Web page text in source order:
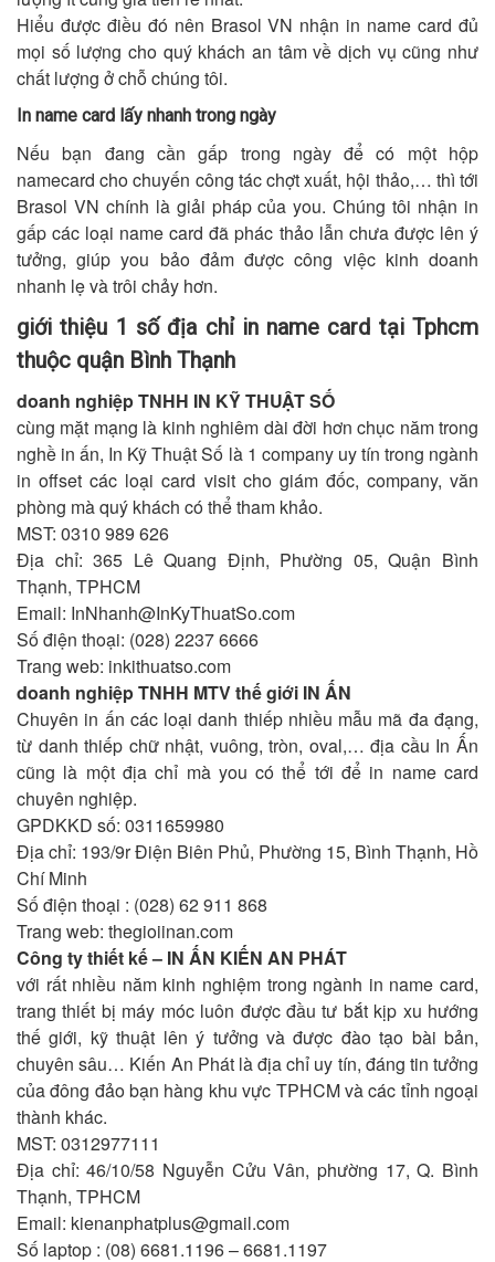
Hiểu được điều đó nên Brasol VN nhận in name card đủ
mọi số lượng cho quý khách an tâm về dịch vụ cũng như
chất lượng ở chỗ chúng tôi.
In name card lấy nhanh trong ngày
Nếu bạn đang cần gấp trong ngày để có một hộp
namecard cho chuyến công tác chợt xuất, hội thảo,… thì tới
Brasol VN chính là giải pháp của you. Chúng tôi nhận in
gấp các loại name card đã phác thảo lẫn chưa được lên ý
tưởng, giúp you bảo đảm được công việc kinh doanh
nhanh lẹ và trôi chảy hơn.
giới thiệu 1 số địa chỉ in name card tại Tphcm
thuộc quận Bình Thạnh
doanh nghiệp TNHH IN KỸ THUẬT SỐ
cùng mặt mạng là kinh nghiêm dài đời hơn chục năm trong
nghề in ấn, In Kỹ Thuật Số là 1 company uy tín trong ngành
in offset các loại card visit cho giám đốc, company, văn
phòng mà quý khách có thể tham khảo.
MST: 0310 989 626
Địa chỉ: 365 Lê Quang Định, Phường 05, Quận Bình
Thạnh, TPHCM
Email: InNhanh@InKyThuatSo.com
Số điện thoại: (028) 2237 6666
Trang web: inkithuatso.com
doanh nghiệp TNHH MTV thế giới IN ẤN
Chuyên in ấn các loại danh thiếp nhiều mẫu mã đa đạng,
từ danh thiếp chữ nhật, vuông, tròn, oval,… địa cầu In Ấn
cũng là một địa chỉ mà you có thể tới để in name card
chuyên nghiệp.
GPDKKD số: 0311659980
Địa chỉ: 193/9r Điện Biên Phủ, Phường 15, Bình Thạnh, Hồ
Chí Minh
Số điện thoại : (028) 62 911 868
Trang web: thegioiinan.com
Công ty thiết kế – IN ẤN KIẾN AN PHÁT
với rất nhiều năm kinh nghiệm trong ngành in name card,
trang thiết bị máy móc luôn được đầu tư bắt kịp xu hướng
thế giới, kỹ thuật lên ý tưởng và được đào tạo bài bản,
chuyên sâu… Kiến An Phát là địa chỉ uy tín, đáng tin tưởng
của đông đảo bạn hàng khu vực TPHCM và các tỉnh ngoại
thành khác.
MST: 0312977111
Địa chỉ: 46/10/58 Nguyễn Cửu Vân, phường 17, Q. Bình
Thạnh, TPHCM
Email: kienanphatplus@gmail.com
Số laptop : (08) 6681.1196 – 6681.1197